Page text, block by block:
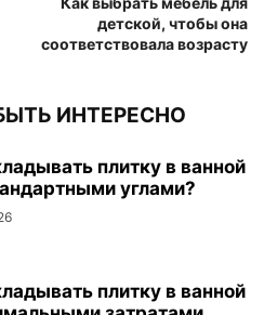
детской, чтобы она
соответствовала возрасту
ИНТЕРЕСНО
плитку в ванной
углами?
плитку в ванной